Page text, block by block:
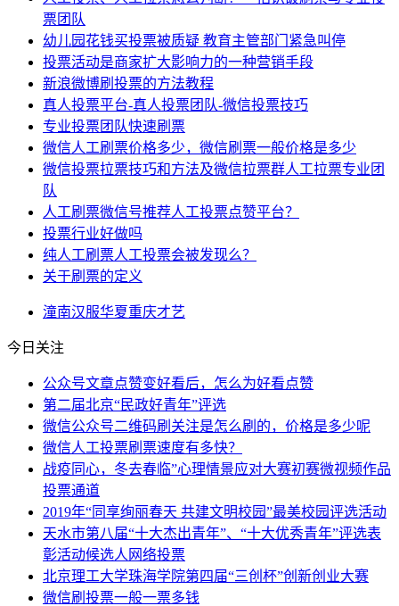
票团队
幼儿园花钱买投票被质疑 教育主管部门紧急叫停
投票活动是商家扩大影响力的一种营销手段
新浪微博刷投票的方法教程
真人投票平台-真人投票团队-微信投票技巧
专业投票团队快速刷票
微信人工刷票价格多少，微信刷票一般价格是多少
微信投票拉票技巧和方法及微信拉票群人工拉票专业团
队
人工刷票微信号推荐人工投票点赞平台？
投票行业好做吗
纯人工刷票人工投票会被发现么？
关于刷票的定义
潼南汉服华夏重庆才艺
今日关注
公众号文章点赞变好看后，怎么为好看点赞
第二届北京“民政好青年”评选
微信公众号二维码刷关注是怎么刷的，价格是多少呢
微信人工投票刷票速度有多快？
战疫同心，冬去春临”心理情景应对大赛初赛微视频作品
投票通道
2019年“同享绚丽春天 共建文明校园”最美校园评选活动
天水市第八届“十大杰出青年”、“十大优秀青年”评选表
彰活动候选人网络投票
北京理工大学珠海学院第四届“三创杯”创新创业大赛
微信刷投票一般一票多钱